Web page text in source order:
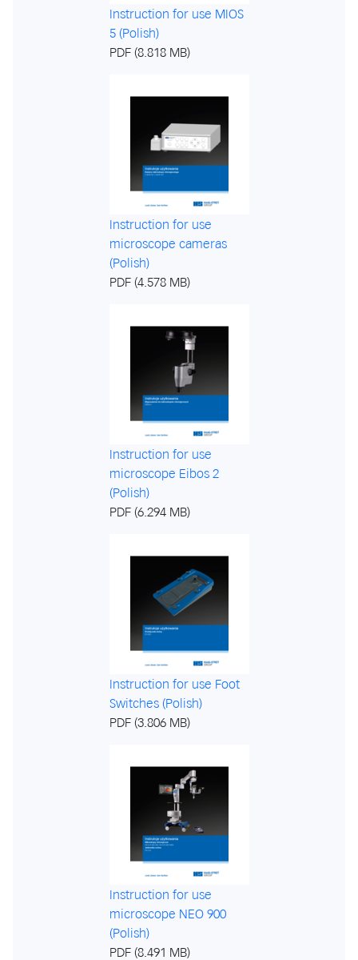
Instruction for use MIOS
5 (Polish)
PDF (8.818 MB)
Instruction for use
microscope cameras
(Polish)
PDF (4.578 MB)
Instruction for use
microscope Eibos 2
(Polish)
PDF (6.294 MB)
Instruction for use Foot
Switches (Polish)
PDF (3.806 MB)
Instruction for use
microscope NEO 900
(Polish)
PDF (8.491 MB)